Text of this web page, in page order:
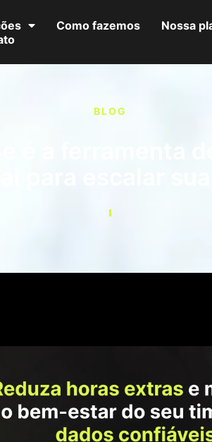
Como fazemos Nossa
BLOG
é a ferramenta
para escalar